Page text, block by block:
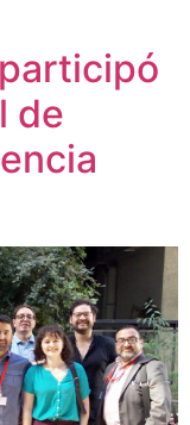
de